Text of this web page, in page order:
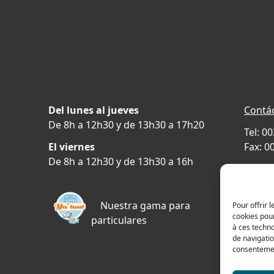
Pour offrir
cookies
à ces
de
Del lunes al jueves
De 8h a 12h30 y de 13h30 a 17h20
El viernes
De 8h a 12h30 y de 13h30 a 16h
Nuestra gama para
particulares
Tel:
Fax:
Plano